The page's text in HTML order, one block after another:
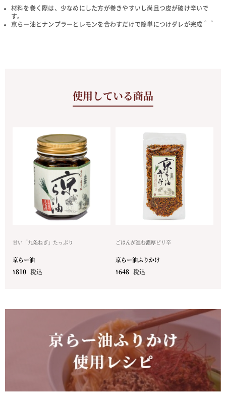
材料を巻く際は、少なめにした方が巻きやすいし尚且つ皮が破け辛いで
す。
京らー油とナンプラーとレモンを合わすだけで簡単につけダレが完成＾＾
使用している商品
甘い「九条ねぎ」たっぷり
京らー油
¥810 税込
ごはんが進む濃厚ピリ辛
京らー油ふりかけ
¥648 税込